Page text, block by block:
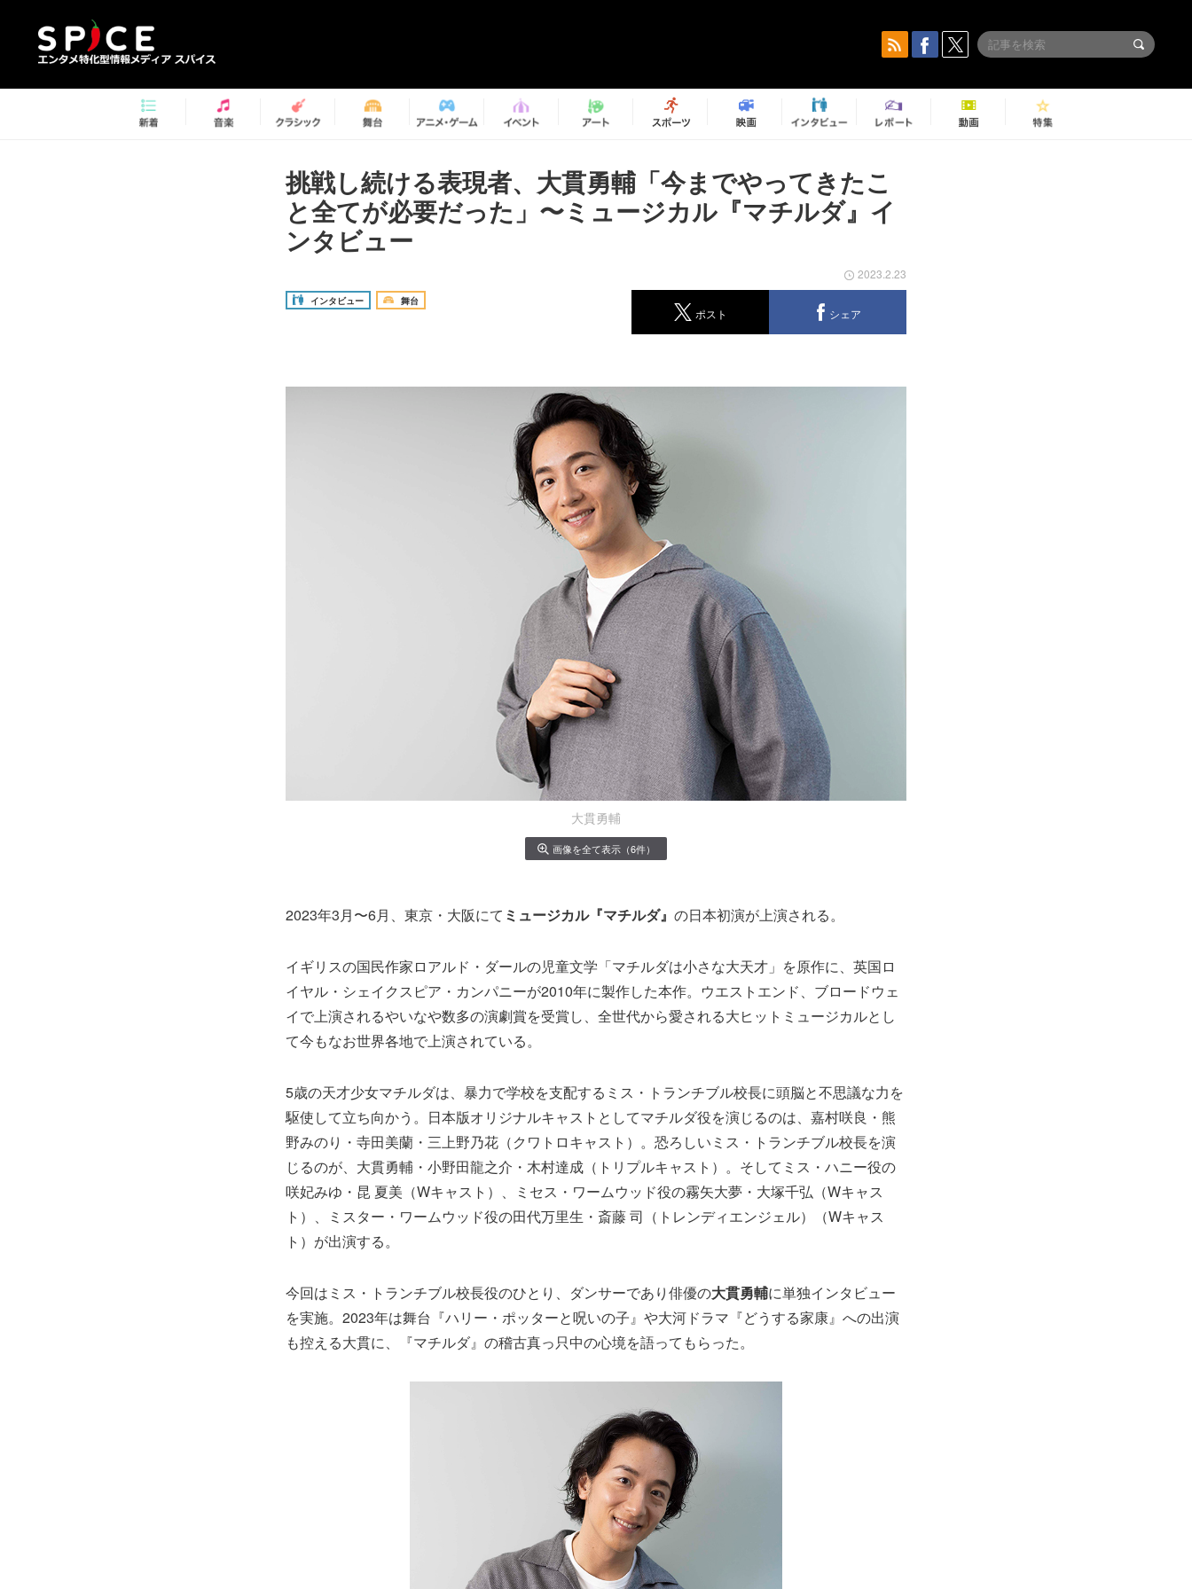
挑戦し続ける表現者、大貫勇輔「今までやってきたこ
と全てが必要だった」〜ミュージカル『マチルダ』イ
ンタビュー
インタビュー 舞台
2023.2.23
ポスト シェア
大貫勇輔
画像を全て表示（6件）
2023年3月〜6月、東京・大阪にて ミュージカル『マチルダ』 の日本初演が上演される。
イギリスの国民作家ロアルド・ダールの児童文学「マチルダは小さな大天才」を原作に、英国ロ
イヤル・シェイクスピア・カンパニーが2010年に製作した本作。ウエストエンド、ブロードウェ
イで上演されるやいなや数多の演劇賞を受賞し、全世代から愛される大ヒットミュージカルとし
て今もなお世界各地で上演されている。
5歳の天才少女マチルダは、暴力で学校を支配するミス・トランチブル校長に頭脳と不思議な力を
駆使して立ち向かう。日本版オリジナルキャストとしてマチルダ役を演じるのは、嘉村咲良・熊
野みのり・寺田美蘭・三上野乃花（クワトロキャスト）。恐ろしいミス・トランチブル校長を演
じるのが、大貫勇輔・小野田龍之介・木村達成（トリプルキャスト）。そしてミス・ハニー役の
咲妃みゆ・昆 夏美（Wキャスト）、ミセス・ワームウッド役の霧矢大夢・大塚千弘（Wキャス
ト）、ミスター・ワームウッド役の田代万里生・斎藤 司（トレンディエンジェル）（Wキャス
ト）が出演する。
今回はミス・トランチブル校長役のひとり、ダンサーであり俳優の大貫勇輔に単独インタビュー
を実施。2023年は舞台『ハリー・ポッターと呪いの子』や大河ドラマ『どうする家康』への出演
も控える大貫に、『マチルダ』の稽古真っ只中の心境を語ってもらった。